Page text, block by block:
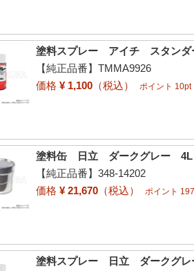
塗料スプレー アイチ スタンダ
【純正品番】TMMA9926
価格 ¥ 1,100 （税込） ポイント 10pt
塗料缶 日立 ダークグレー
【純正品番】348-14202
価格 ¥ 21,670 （税込） ポイント
塗料スプレー 日立 ダークグ